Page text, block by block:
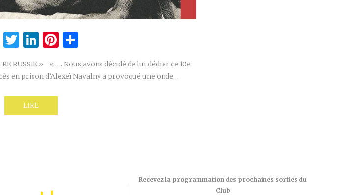
Facebook
Twitter
LinkedIn
Pinterest
RUSSIE » « …. Nous avons décidé de lui dédier ce 10e
en prison d’Alexeï Navalny a provoqué une onde…
LIRE
Recevez la programmation des prochaines sorties du
Club